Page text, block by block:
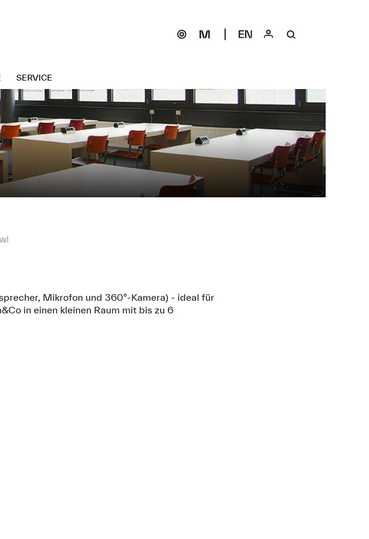
SERVICE
Mikrofon und 360°-Kamera) - ideal für
in einen kleinen Raum mit bis zu 6